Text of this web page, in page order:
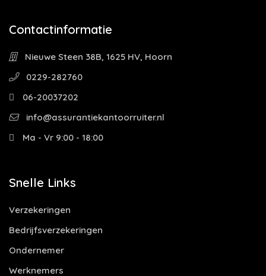
Contactinformatie
Nieuwe Steen 38B, 1625 HV, Hoorn
0229-282760
06-20037202
info@assurantiekantoorruiter.nl
Ma - Vr 9:00 - 18:00
Snelle Links
Verzekeringen
Bedrijfsverzekeringen
Ondernemer
Werknemers